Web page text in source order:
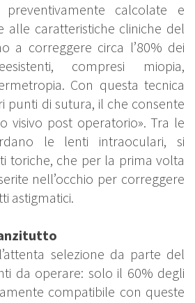
calcolate e
alle caratteristiche cliniche del
a correggere circa l’80% dei
compresi miopia,
Con questa tecnica
punti di sutura, il che consente
visivo post operatorio». Tra le
le lenti intraoculari, si
toriche, che per la prima volta
nell’occhio per correggere
astigmatici.
selezione da parte del
da operare: solo il 60% degli
compatibile con queste